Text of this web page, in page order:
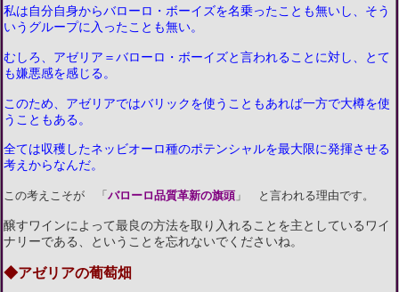
私は自分自身からバローロ・ボーイズを名乗ったことも無いし、そう
いうグループに入ったことも無い。
むしろ、アゼリア＝バローロ・ボーイズと言われることに対し、とて
も嫌悪感を感じる。
このため、アゼリアではバリックを使うこともあれば一方で大樽を使
うこともある。
全ては収穫したネッビオーロ種のポテンシャルを最大限に発揮させる
考えからなんだ。
この考えこそが 「 バローロ品質革新の旗頭 」 と言われる理由です。
醸すワインによって最良の方法を取り入れることを主としているワイ
ナリーである、ということを忘れないでくださいね。
◆アゼリアの葡萄畑